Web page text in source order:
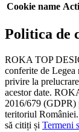
Cookie name
Politica de
ROKA TOP
conferite de Legea
privire la
acestor date.
2016/679 (GDPR)
teritoriul
să citiți și Termeni